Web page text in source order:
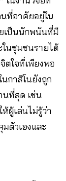
ที่อาศัยอยู่ใน
เป็นนักพนันที่มี
นชุมชนรายได้
ตใจที่เพียงพอ
กาสิโนยังถูก
นที่สุด เช่น
ผู้เล่นไม่รู้ว่า
ตัวเองและ